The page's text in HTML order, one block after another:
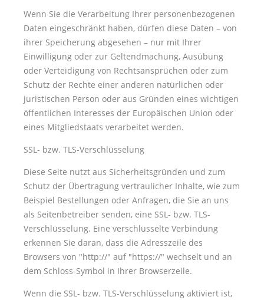
Wenn Sie die Verarbeitung Ihrer personenbezogenen
Daten eingeschränkt haben, dürfen diese Daten – von
ihrer Speicherung abgesehen – nur mit Ihrer
Einwilligung oder zur Geltendmachung, Ausübung
oder Verteidigung von Rechtsansprüchen oder zum
Schutz der Rechte einer anderen natürlichen oder
juristischen Person oder aus Gründen eines wichtigen
öffentlichen Interesses der Europäischen Union oder
eines Mitgliedstaats verarbeitet werden.
SSL- bzw. TLS-Verschlüsselung
Diese Seite nutzt aus Sicherheitsgründen und zum
Schutz der Übertragung vertraulicher Inhalte, wie zum
Beispiel Bestellungen oder Anfragen, die Sie an uns
als Seitenbetreiber senden, eine SSL- bzw. TLS-
Verschlüsselung. Eine verschlüsselte Verbindung
erkennen Sie daran, dass die Adresszeile des
Browsers von
http:// auf https:// wechselt und an
dem Schloss-Symbol in Ihrer Browserzeile.
Wenn die SSL- bzw. TLS-Verschlüsselung aktiviert ist,